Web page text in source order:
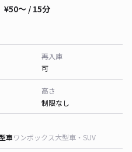
¥50〜 / 15分
再入庫
可
高さ
制限なし
車ワンボックス大型車・SUV